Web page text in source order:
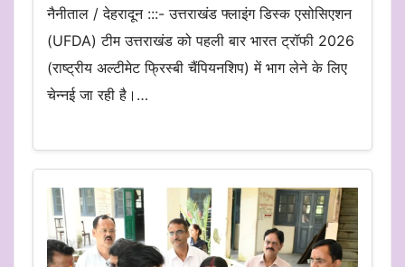
नैनीताल / देहरादून :::- उत्तराखंड फ्लाइंग डिस्क एसोसिएशन
(UFDA) टीम उत्तराखंड को पहली बार भारत ट्रॉफी 2026
(राष्ट्रीय अल्टीमेट फ्रिस्बी चैंपियनशिप) में भाग लेने के लिए
चेन्नई जा रही है।…